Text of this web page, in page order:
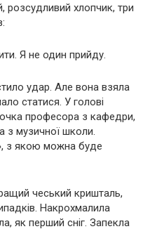
розсудливий хлопчик, три
Я не один прийду.
удар. Але вона взяла
статися. У голові
професора з кафедри,
з музичної школи.
з якою можна буде
чеський кришталь,
Накрохмалила
як перший сніг. Запекла